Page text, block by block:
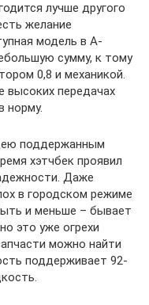
лучше другого
желание
модель в А-
сумму, к тому
0,8 и механикой.
высоких передачах
норму.
поддержанным
хэтчбек проявил
Даже
в городском режиме
и меньше – бывает
это уже огрехи
можно найти
поддерживает 92-